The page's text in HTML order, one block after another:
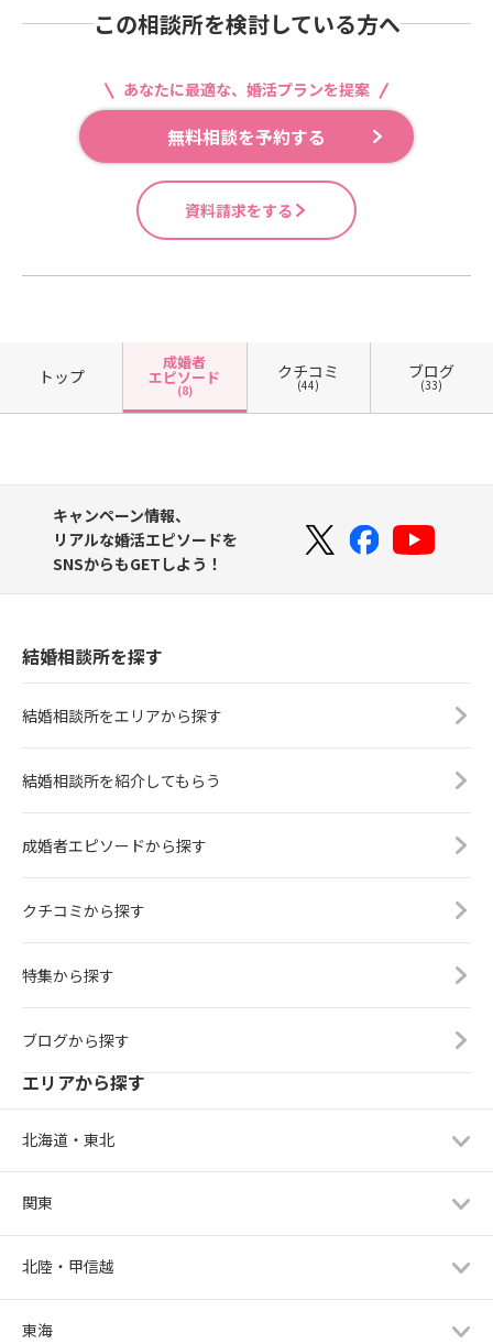
この相談所を検討している方へ
あなたに最適な、婚活プランを提案
無料相談を予約する
資料請求をする
トップ
成婚者
エピソード
(8)
クチコミ
(44)
ブログ
(33)
キャンペーン情報、
リアルな婚活エピソードを
SNSからもGETしよう！
結婚相談所を探す
結婚相談所をエリアから探す
結婚相談所を紹介してもらう
成婚者エピソードから探す
クチコミから探す
特集から探す
ブログから探す
エリアから探す
北海道・東北
関東
北陸・甲信越
東海